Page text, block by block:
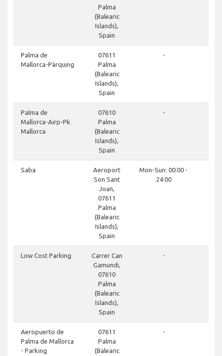
Palma
(Balearic
Islands),
Spain
Palma de
Mallorca-Pàrquing
07611
Palma
(Balearic
Islands),
Spain
-
Palma de
Mallorca-Airp-Pk
Mallorca
07610
Palma
(Balearic
Islands),
Spain
-
Saba
Aeroport
Son Sant
Joan,
07611
Palma
(Balearic
Islands),
Spain
Mon-Sun: 00:00 -
24:00
Low Cost Parking
Carrer Can
Gamundi,
07610
Palma
(Balearic
Islands),
Spain
-
Aeropuerto de
Palma de Mallorca
- Parking
07611
Palma
(Balearic
-